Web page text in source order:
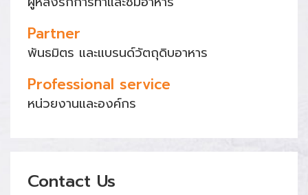
Partner
พันธมิตร และแบรนด์วัตถุดิบอาหาร
Professional service
หน่วยงานและองค์กร
Contact Us